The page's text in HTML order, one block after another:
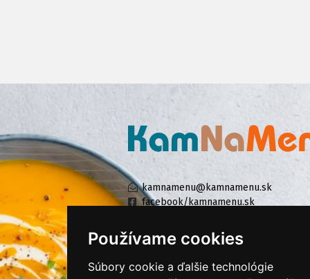
Používame cookies
Súbory cookie a ďalšie technológie
kamnamenu@kamnamenu.sk
facebook/kamnamenu.sk
KONTAKTUJTE NÁS